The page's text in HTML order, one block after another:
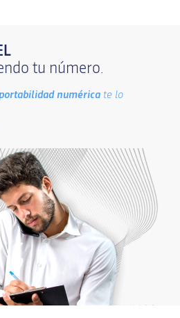
tu número.
portabilidad numérica te lo